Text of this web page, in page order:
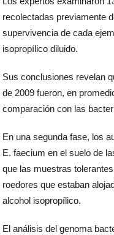
recolectadas previamente
supervivencia de cada
isopropílico diluido.
Sus conclusiones revelan
de 2009 fueron, en
comparación con las
En una segunda fase, los
E. faecium en el suelo de
que las muestras
roedores que estaban
alcohol isopropílico.
El análisis del genoma